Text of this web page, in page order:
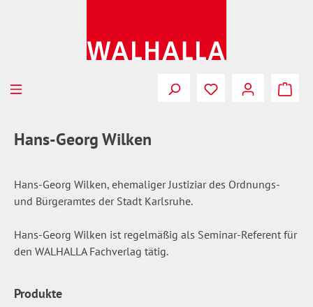
Du hast 0
Hans-Georg Wilken
Hans-Georg Wilken, ehemaliger Justiziar des Ordnungs-
und Bürgeramtes der Stadt Karlsruhe.
Hans-Georg Wilken ist regelmäßig als Seminar-Referent für
den WALHALLA Fachverlag tätig.
Produkte